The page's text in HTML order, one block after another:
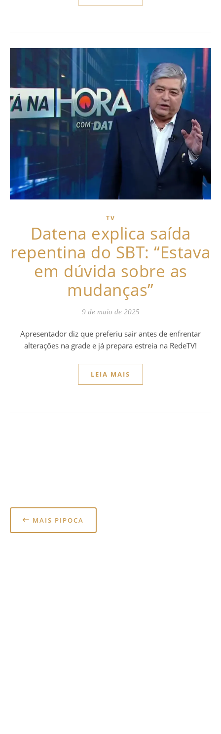
TV
Datena explica saída
repentina do SBT: “Estava
em dúvida sobre as
mudanças”
9 de maio de 2025
Apresentador diz que preferiu sair antes de enfrentar
alterações na grade e já prepara estreia na RedeTV!
LEIA MAIS
MAIS PIPOCA